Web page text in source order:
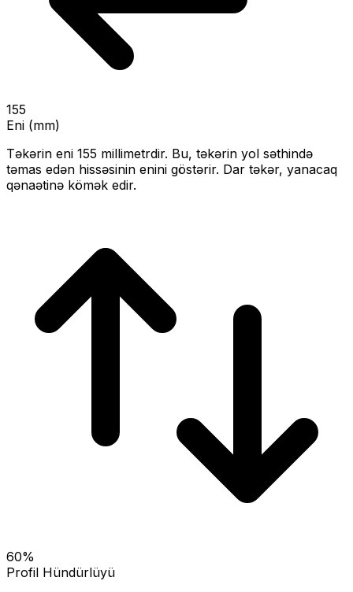
155
Eni (mm)
Təkərin eni 155 millimetrdir. Bu, təkərin yol səthində
təmas edən hissəsinin enini göstərir. Dar təkər, yanacaq
qənaətinə kömək edir.
60%
Profil Hündürlüyü